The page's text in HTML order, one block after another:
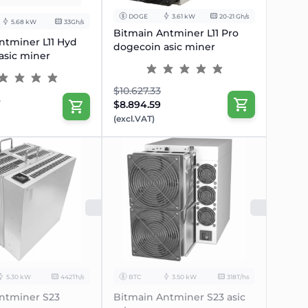
5.68 kW 33Gh/s
L11 Hyd
miner
DOGE 3.61 kW 20-21 Gh/s
Bitmain Antminer L11 Pro
dogecoin asic miner
$10.627.33
$8.894.59
(excl.VAT)
UITVERKOCHT
5.30 kW 442Th/s
S23
BTC 3.50 kW 318T/hs
Bitmain Antminer S23 asic